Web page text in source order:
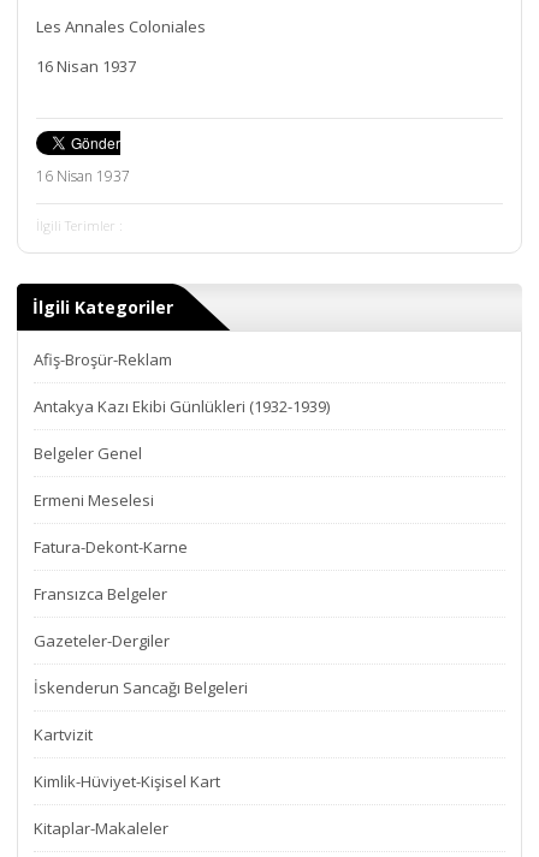
Les Annales Coloniales
16 Nisan 1937
16 Nisan 1937
İlgili Terimler :
İlgili Kategoriler
Afiş-Broşür-Reklam
Antakya Kazı Ekibi Günlükleri (1932-1939)
Belgeler Genel
Ermeni Meselesi
Fatura-Dekont-Karne
Fransızca Belgeler
Gazeteler-Dergiler
İskenderun Sancağı Belgeleri
Kartvizit
Kimlik-Hüviyet-Kişisel Kart
Kitaplar-Makaleler